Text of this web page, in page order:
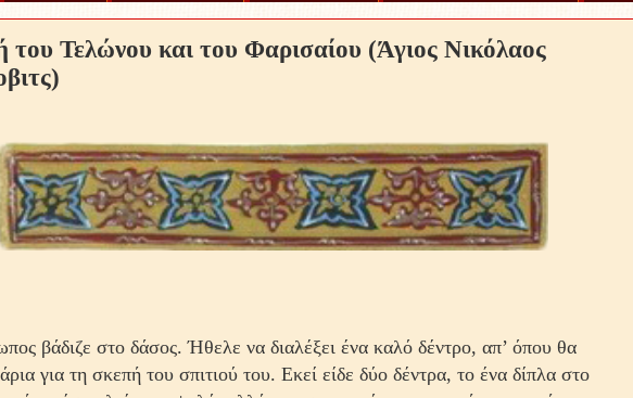
του Τελώνου και του Φαρισαίου (Άγιος Νικόλαος
βάδιζε στο δάσος. Ήθελε να διαλέξει ένα καλό δέντρο, απ’ όπου θα
για τη σκεπή του σπιτιού του. Εκεί είδε δύο δέντρα, το ένα δίπλα στο